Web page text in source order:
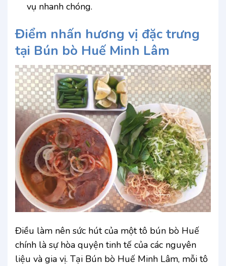
vụ nhanh chóng.
Điểm nhấn hương vị đặc trưng
tại Bún bò Huế Minh Lâm
Điều làm nên sức hút của một tô bún bò Huế
chính là sự hòa quyện tinh tế của các nguyên
liệu và gia vị. Tại Bún bò Huế Minh Lâm, mỗi tô